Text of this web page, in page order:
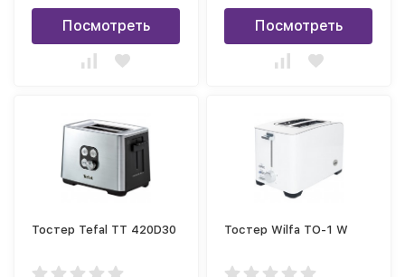
Посмотреть Посмотреть
Тостер Tefal TT 420D30 Тостер Wilfa TO-1 W